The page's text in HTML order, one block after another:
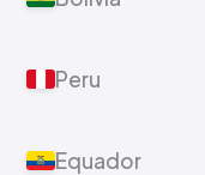
Peru
Equador